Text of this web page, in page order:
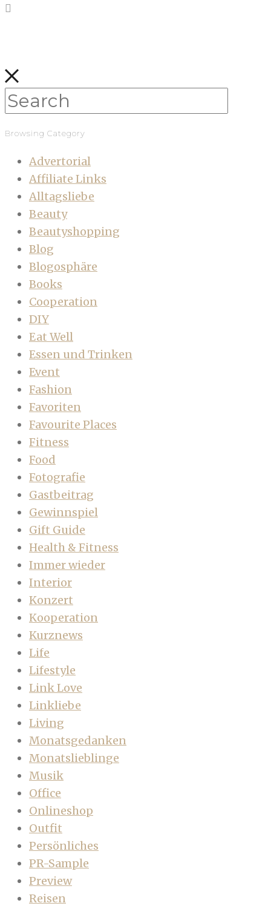
Browsing Category
Advertorial
Affiliate Links
Alltagsliebe
Beauty
Beautyshopping
Blog
Blogosphäre
Books
Cooperation
DIY
Eat Well
Essen und Trinken
Event
Fashion
Favoriten
Favourite Places
Fitness
Food
Fotografie
Gastbeitrag
Gewinnspiel
Gift Guide
Health & Fitness
Immer wieder
Interior
Konzert
Kooperation
Kurznews
Life
Lifestyle
Link Love
Linkliebe
Living
Monatsgedanken
Monatslieblinge
Musik
Office
Onlineshop
Outfit
Persönliches
PR-Sample
Preview
Reisen